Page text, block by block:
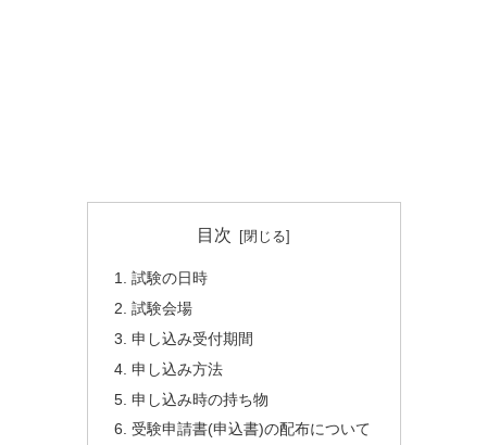
目次
試験の日時
試験会場
申し込み受付期間
申し込み方法
申し込み時の持ち物
受験申請書(申込書)の配布について